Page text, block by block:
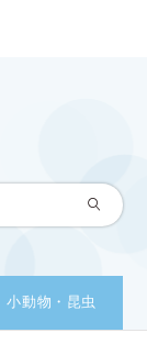
小動物・昆虫